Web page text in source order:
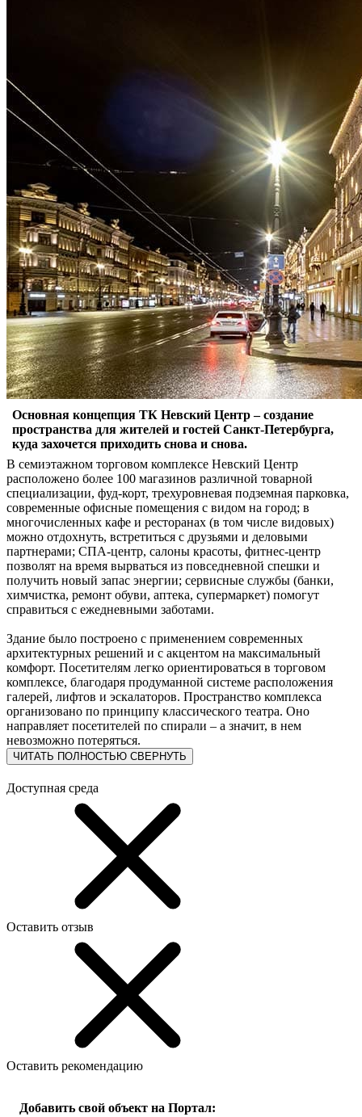
Основная концепция ТК Невский Центр – создание
пространства для жителей и гостей Санкт-Петербурга,
куда захочется приходить снова и снова.
В семиэтажном торговом комплексе Невский Центр
расположено более 100 магазинов различной товарной
специализации, фуд-корт, трехуровневая подземная парковка,
современные офисные помещения с видом на город; в
многочисленных кафе и ресторанах (в том числе видовых)
можно отдохнуть, встретиться с друзьями и деловыми
партнерами; СПА-центр, салоны красоты, фитнес-центр
позволят на время вырваться из повседневной спешки и
получить новый запас энергии; сервисные службы (банки,
химчистка, ремонт обуви, аптека, супермаркет) помогут
справиться с ежедневными заботами.
Здание было построено с применением современных
архитектурных решений и с акцентом на максимальный
комфорт. Посетителям легко ориентироваться в торговом
комплексе, благодаря продуманной системе расположения
галерей, лифтов и эскалаторов. Пространство комплекса
организовано по принципу классического театра. Оно
направляет посетителей по спирали – а значит, в нем
невозможно потеряться.
ЧИТАТЬ ПОЛНОСТЬЮ СВЕРНУТЬ
Доступная среда
Оставить отзыв
Оставить рекомендацию
Добавить свой объект на Портал: